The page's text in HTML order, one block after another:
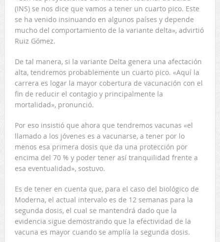
(INS) se nos dice que vamos a tener un cuarto pico. Este
se ha venido insinuando en algunos países y depende
mucho del comportamiento de la variante delta», advirtió
Ruiz Gómez.
De tal manera, si la variante Delta genera una afectación
alta, tendremos probablemente un cuarto pico. «Aquí la
carrera es logar la mayor cobertura de vacunación con el
fin de reducir el contagio y principalmente la
mortalidad», pronunció.
Por eso insistió que ahora que tendremos vacunas «el
llamado a los jóvenes es a vacunarse, a tener por lo
menos esa primera dosis que da una protección por
encima del 70 % y poder tener así tranquilidad frente a
esa eventualidad», sostuvo.
Es de tener en cuenta que, para el caso del biológico de
Moderna, el actual intervalo es de 12 semanas para la
segunda dosis, el cual se mantendrá dado que la
evidencia sigue demostrando que la efectividad de la
vacuna es mayor cuando se amplía la segunda dosis.